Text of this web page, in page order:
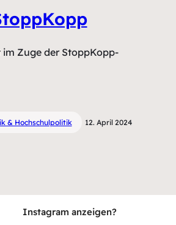
Instagram anzeigen?
im Zuge der StoppKopp-
& Hochschulpolitik 12. April 2024